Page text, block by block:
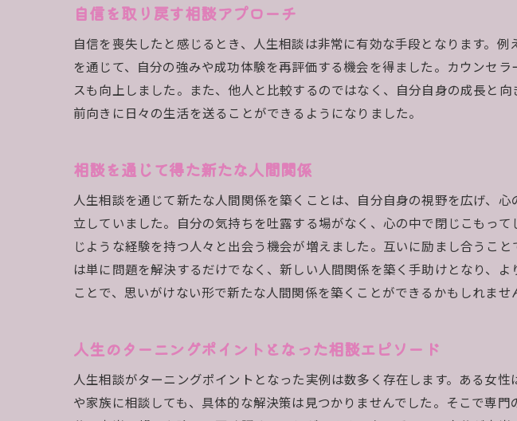
自信を取り戻す相談アプローチ
自信を喪失したと感じるとき、人生相談は非常に有効な手段となります。
を通じて、自分の強みや成功体験を再評価する機会を得ました。カウンセ
スも向上しました。また、他人と比較するのではなく、自分自身の成長と
前向きに日々の生活を送ることができるようになりました。
相談を通じて得た新たな人間関係
人生相談を通じて新たな人間関係を築くことは、自分自身の視野を広げ、
立していました。自分の気持ちを吐露する場がなく、心の中で閉じこもっ
じような経験を持つ人々と出会う機会が増えました。互いに励まし合うこ
は単に問題を解決するだけでなく、新しい人間関係を築く手助けとなり、
ことで、思いがけない形で新たな人間関係を築くことができるかもしれませ
人生のターニングポイントとなった相談エピソード
人生相談がターニングポイントとなった実例は数多く存在します。ある女
や家族に相談しても、具体的な解決策は見つかりませんでした。そこで専